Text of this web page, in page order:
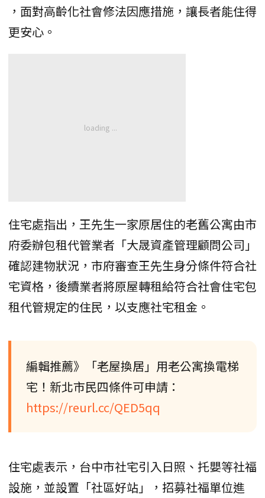
，面對高齡化社會修法因應措施，讓長者能住得
更安心。
住宅處指出，王先生一家原居住的老舊公寓由市
府委辦包租代管業者「大晟資產管理顧問公司」
確認建物狀況，市府審查王先生身分條件符合社
宅資格，後續業者將原屋轉租給符合社會住宅包
租代管規定的住民，以支應社宅租金。
編輯推薦》「老屋換居」用老公寓換電梯
宅！新北市民四條件可申請：
https://reurl.cc/QED5qq
住宅處表示，台中市社宅引入日照、托嬰等社福
設施，並設置「社區好站」，招募社福單位進